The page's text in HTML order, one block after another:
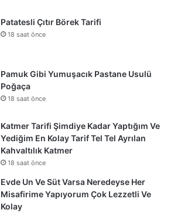
Patatesli Çıtır Börek Tarifi
18 saat önce
Pamuk Gibi Yumuşacık Pastane Usulü
Poğaça
18 saat önce
Katmer Tarifi Şimdiye Kadar Yaptığım Ve
Yediğim En Kolay Tarif Tel Tel Ayrılan
Kahvaltılık Katmer
18 saat önce
Evde Un Ve Süt Varsa Neredeyse Her
Misafirime Yapıyorum Çok Lezzetli Ve
Kolay